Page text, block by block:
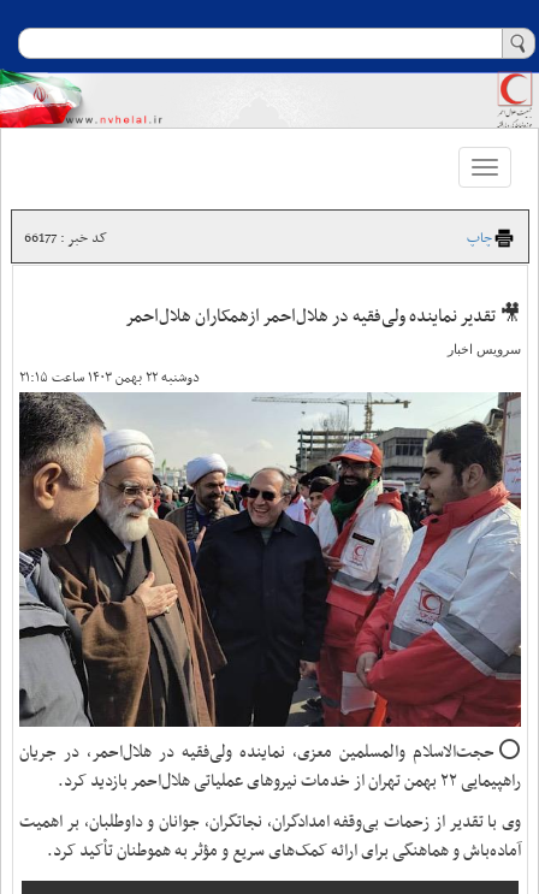
Toggle
navigation
چاپ کد خبر : 66177
🎥 تقدیر نماینده ولی‌فقیه در هلال‌احمر ازهمکاران هلال‌احمر
سرویس اخبار
دوشنبه ۲۲ بهمن ۱۴۰۳ ساعت ۲۱:۱۵
⭕️حجت‌الاسلام والمسلمین معزی، نماینده ولی‌فقیه در هلال‌احمر، در جریان
راهپیمایی ۲۲ بهمن تهران از خدمات نیروهای عملیاتی هلال‌احمر بازدید کرد.
وی با تقدیر از زحمات بی‌وقفه امدادگران، نجاتگران، جوانان و داوطلبان، بر اهمیت
آماده‌باش و هماهنگی برای ارائه کمک‌های سریع و مؤثر به هموطنان تأکید کرد.